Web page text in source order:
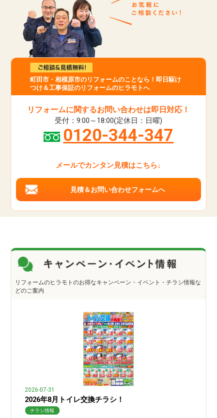
町田市・相模原市のリフォームのことなら！即日駆け
つけ＆工事保証のリフォームのヒラモトへ
リフォームに関するお問い合わせは即日対応！
受付：9:00～18:00(定休日：日曜)
0120-344-347
メールでカンタン見積はこちら↓
見積＆お問い合わせフォームへ
リフォームのヒラモトのお得なキャンペーン・イベント・チラシ情報な
どのご案内
2026-07-31
2026年8月トイレ交換チラシ！
チラシ情報